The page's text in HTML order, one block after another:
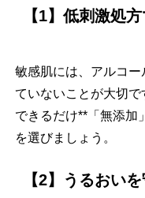
【1】低刺激処
敏感肌には、アルコ
ていないことが大切で
できるだけ**「無添加
を選びましょう。
【2】うるおい